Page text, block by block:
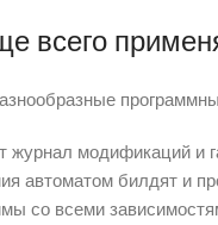
всего
журнал модификаций и
автоматом билдят и
со всеми